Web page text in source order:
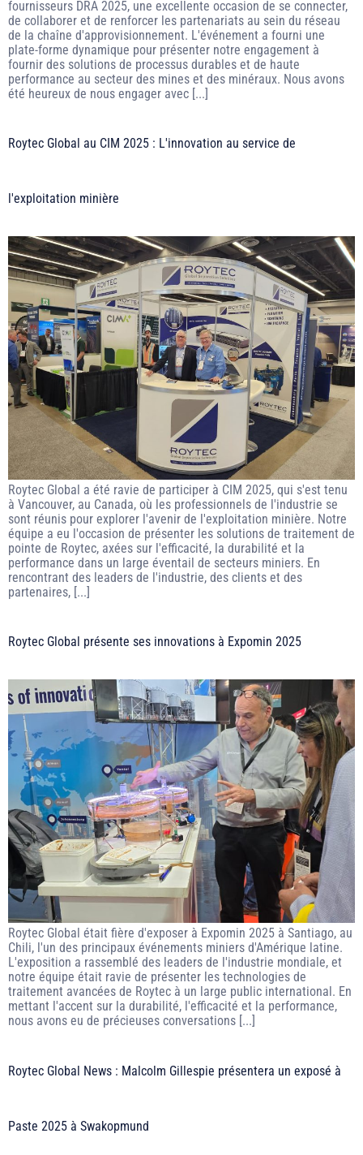
fournisseurs DRA 2025, une excellente occasion de se connecter,
de collaborer et de renforcer les partenariats au sein du réseau
de la chaîne d'approvisionnement. L'événement a fourni une
plate-forme dynamique pour présenter notre engagement à
fournir des solutions de processus durables et de haute
performance au secteur des mines et des minéraux. Nous avons
été heureux de nous engager avec [...]
Roytec Global au CIM 2025 : L'innovation au service de
l'exploitation minière
Roytec Global a été ravie de participer à CIM 2025, qui s'est tenu
à Vancouver, au Canada, où les professionnels de l'industrie se
sont réunis pour explorer l'avenir de l'exploitation minière. Notre
équipe a eu l'occasion de présenter les solutions de traitement de
pointe de Roytec, axées sur l'efficacité, la durabilité et la
performance dans un large éventail de secteurs miniers. En
rencontrant des leaders de l'industrie, des clients et des
partenaires, [...]
Roytec Global présente ses innovations à Expomin 2025
Roytec Global était fière d'exposer à Expomin 2025 à Santiago, au
Chili, l'un des principaux événements miniers d'Amérique latine.
L'exposition a rassemblé des leaders de l'industrie mondiale, et
notre équipe était ravie de présenter les technologies de
traitement avancées de Roytec à un large public international. En
mettant l'accent sur la durabilité, l'efficacité et la performance,
nous avons eu de précieuses conversations [...]
Roytec Global News : Malcolm Gillespie présentera un exposé à
Paste 2025 à Swakopmund